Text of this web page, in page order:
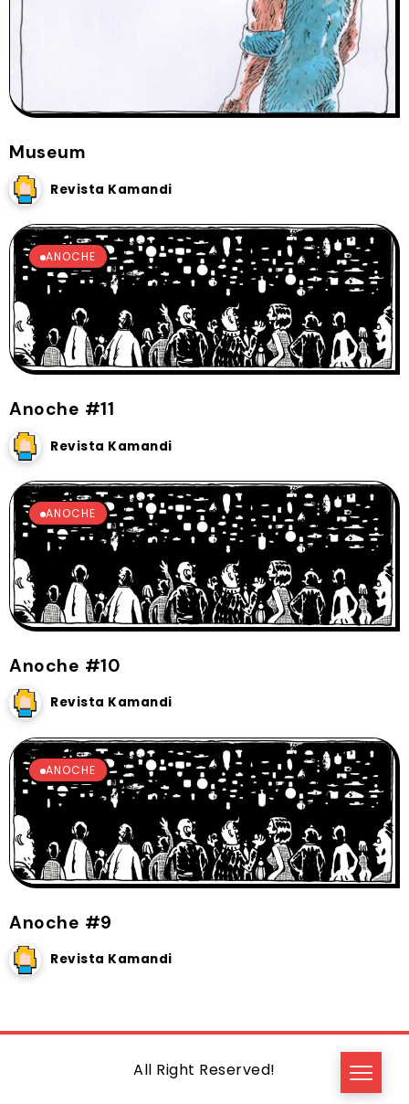
Museum
Revista Kamandi
ANOCHE
Anoche #11
Revista Kamandi
ANOCHE
Anoche #10
Revista Kamandi
ANOCHE
Anoche #9
Revista Kamandi
All Right Reserved!